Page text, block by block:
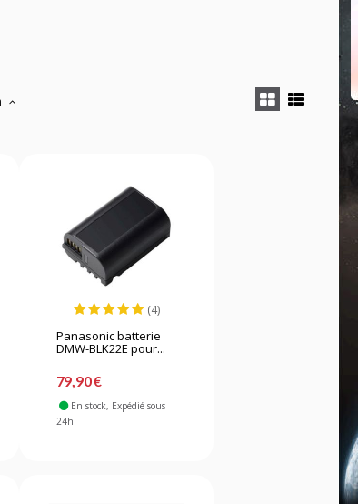
(4)
Panasonic batterie
DMW-BLK22E pour...
79,90 €
En stock, Expédié sous
24h